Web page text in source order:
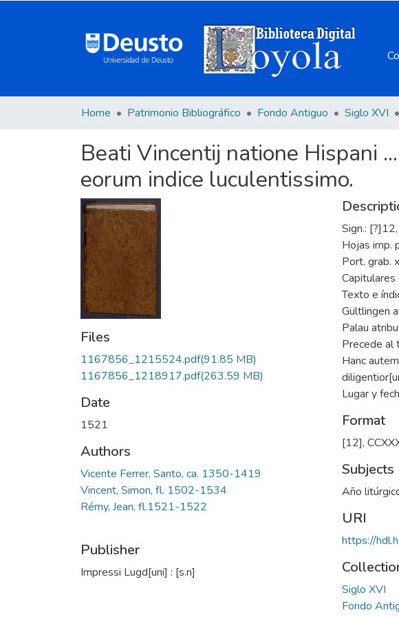
Home Patrimonio Bibliográfico Fondo Antiguo Siglo XVI
Beati Vincentij natione Hispani
eorum indice luculentissimo.
Files
1167856_1215524.pdf(91.85 MB)
1167856_1218917.pdf(263.59 MB)
Date
1521
Authors
Vicente Ferrer, Santo, ca. 1350-1419
Vincent, Simon, fl. 1502-1534
Rémy, Jean, fl.1521-1522
Publisher
Impressi Lugd[uni] : [s.n]
Sign.:
Hojas imp.
Port. grab.
Capitulares
Texto e
Gültlingen
Palau
Precede al
Hanc
Lugar y
Format
[12],
Subjects
Año
URI
https://
Siglo XVI
Fondo